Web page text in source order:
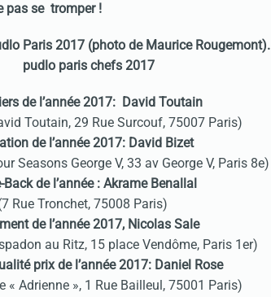
pas se tromper !
Paris 2017 (photo de Maurice Rougemont).
de l’année 2017: David Toutain
Toutain, 29 Rue Surcouf, 75007 Paris)
de l’année 2017: David Bizet
Seasons George V, 33 av George V, Paris 8e)
Back de l’année : Akrame Benallal
Rue Tronchet, 75008 Paris)
de l’année 2017, Nicolas Sale
au Ritz, 15 place Vendôme, Paris 1er)
prix de l’année 2017: Daniel Rose
« Adrienne », 1 Rue Bailleul, 75001 Paris)